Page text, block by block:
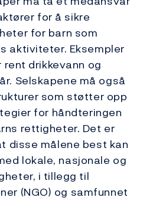
for å sikre
for barn som
aktiviteter. Eksempler
drikkevann og
Selskapene må også
som støtter opp
for håndteringen
rettigheter. Det er
disse målene best kan
lokale, nasjonale og
i tillegg til
(NGO) og samfunnet